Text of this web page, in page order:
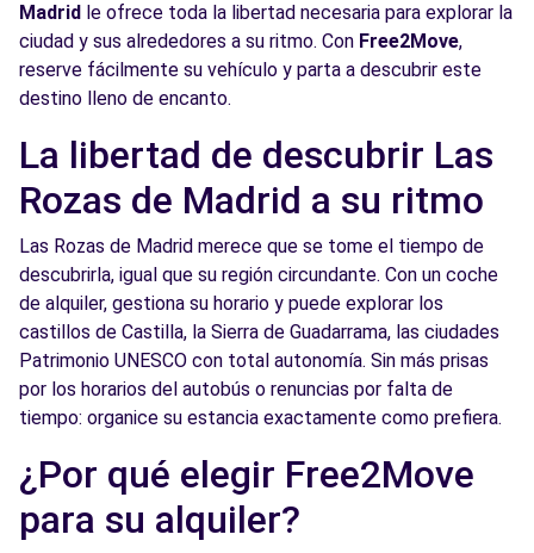
Madrid le ofrece toda la libertad necesaria para explorar la
ciudad y sus alrededores a su ritmo. Con Free2Move,
reserve fácilmente su vehículo y parta a descubrir este
destino lleno de encanto.
La libertad de descubrir Las
Rozas de Madrid a su ritmo
Las Rozas de Madrid merece que se tome el tiempo de
descubrirla, igual que su región circundante. Con un coche
de alquiler, gestiona su horario y puede explorar los
castillos de Castilla, la Sierra de Guadarrama, las ciudades
Patrimonio UNESCO con total autonomía. Sin más prisas
por los horarios del autobús o renuncias por falta de
tiempo: organice su estancia exactamente como prefiera.
¿Por qué elegir Free2Move
para su alquiler?